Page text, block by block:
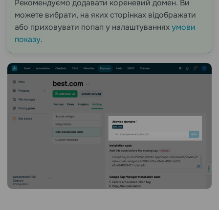
Рекомендуємо додавати кореневий домен. Ви
можете вибрати, на яких сторінках відображати
або приховувати попап у налаштуванняхумови
показу.